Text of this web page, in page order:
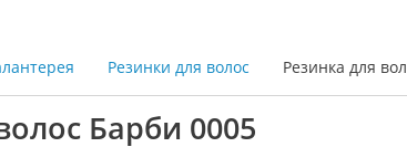
Резинки для волос Резинка для
Барби 0005